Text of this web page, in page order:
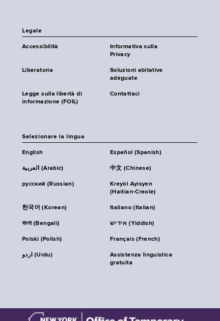
Legale
Accessibilità
Informativa sulla
Privacy
Liberatoria
Soluzioni abitative
adeguate
Legge sulla libertà di
informazione (FOIL)
Contattaci
Selezionare la lingua
English Español (Spanish)
العربية (Arabic) 中文 (Chinese)
русский (Russian)
Kreyòl Ayisyen
(Haitian-Creole)
한국어 (Korean) Italiano (Italian)
বাংলা (Bengali) אידיש (Yiddish)
Polski (Polish) Français (French)
اردو (Urdu)
Assistenza linguistica
gratuita